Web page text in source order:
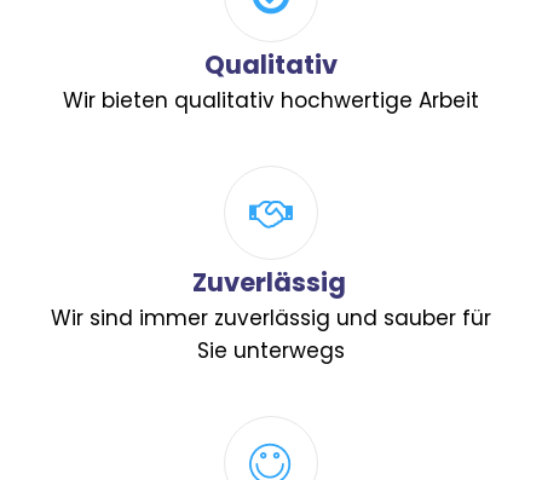
Qualitativ
Wir bieten qualitativ hochwertige Arbeit
Zuverlässig
Wir sind immer zuverlässig und sauber für
Sie unterwegs